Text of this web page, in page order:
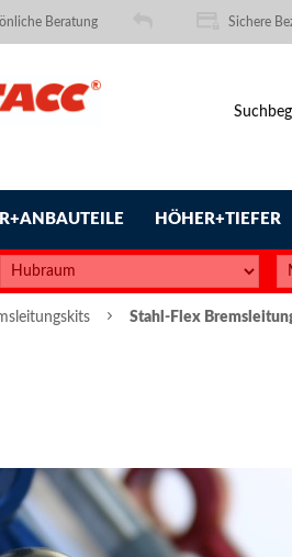
Beratung Sichere
HÖHER+TIEFER
Stahl-Flex